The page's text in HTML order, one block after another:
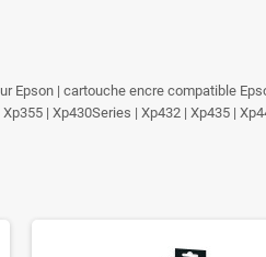
| cartouche encre compatible
| Xp430Series | Xp432 | Xp435 |